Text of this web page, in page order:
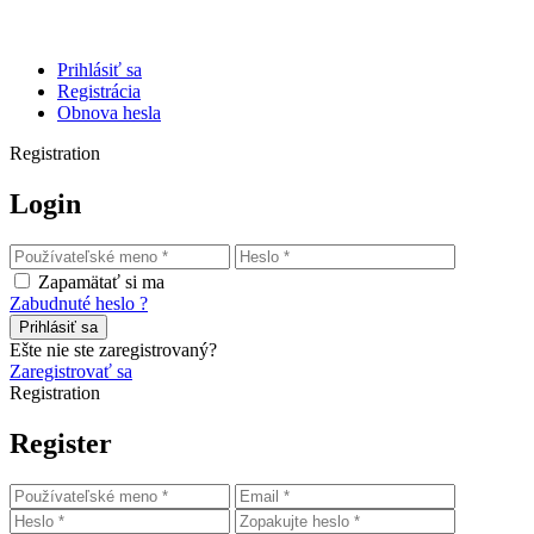
Prihlásiť sa
Registrácia
Obnova hesla
Registration
Login
Zapamätať si ma
Zabudnuté heslo ?
Prihlásiť sa
Ešte nie ste zaregistrovaný?
Zaregistrovať sa
Registration
Register